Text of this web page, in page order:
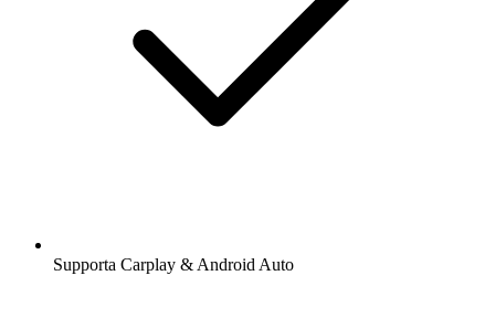
Supporta Carplay & Android Auto